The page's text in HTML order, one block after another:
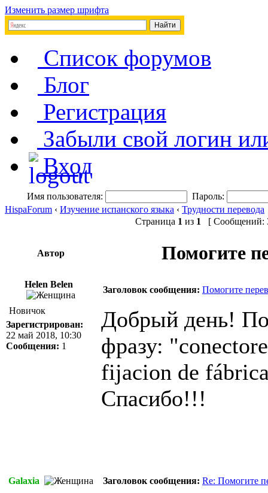
Изменить размер шрифта
Список форумов
Блог
Регистрация
Забыли свой логин
Вход
Имя пользователя:
Пароль:
HispaForum ‹ Изучение испанского языка ‹ Трудности перевода
Страница 1 из 1 [ Сообщений:
Автор Помогите
Helen Belen
Заголовок сообщения: Помогите
Новичок
Зарегистрирован:
22 май 2018, 10:30
Сообщения: 1
Добрый день!
фразу:
fijacion de
Спасибо!!!
Galaxia Заголовок сообщения: Re: Помогите